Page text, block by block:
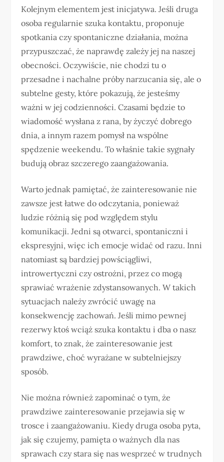
Kolejnym elementem jest inicjatywa. Jeśli druga
osoba regularnie szuka kontaktu, proponuje
spotkania czy spontaniczne działania, można
przypuszczać, że naprawdę zależy jej na naszej
obecności. Oczywiście, nie chodzi tu o
przesadne i nachalne próby narzucania się, ale o
subtelne gesty, które pokazują, że jesteśmy
ważni w jej codzienności. Czasami będzie to
wiadomość wysłana z rana, by życzyć dobrego
dnia, a innym razem pomysł na wspólne
spędzenie weekendu. To właśnie takie sygnały
budują obraz szczerego zaangażowania.
Warto jednak pamiętać, że zainteresowanie nie
zawsze jest łatwe do odczytania, ponieważ
ludzie różnią się pod względem stylu
komunikacji. Jedni są otwarci, spontaniczni i
ekspresyjni, więc ich emocje widać od razu. Inni
natomiast są bardziej powściągliwi,
introwertyczni czy ostrożni, przez co mogą
sprawiać wrażenie zdystansowanych. W takich
sytuacjach należy zwrócić uwagę na
konsekwencję zachowań. Jeśli mimo pewnej
rezerwy ktoś wciąż szuka kontaktu i dba o nasz
komfort, to znak, że zainteresowanie jest
prawdziwe, choć wyrażane w subtelniejszy
sposób.
Nie można również zapominać o tym, że
prawdziwe zainteresowanie przejawia się w
trosce i zaangażowaniu. Kiedy druga osoba pyta,
jak się czujemy, pamięta o ważnych dla nas
sprawach czy stara się nas wesprzeć w trudnych